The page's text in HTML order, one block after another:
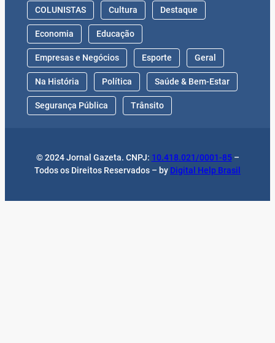
COLUNISTAS Cultura Destaque
Economia Educação
Empresas e Negócios Esporte Geral
Na História Política Saúde & Bem-Estar
Segurança Pública Trânsito
© 2024 Jornal Gazeta. CNPJ: 10.418.021/0001-85–
Todos os Direitos Reservados – by Digital Help Brasil